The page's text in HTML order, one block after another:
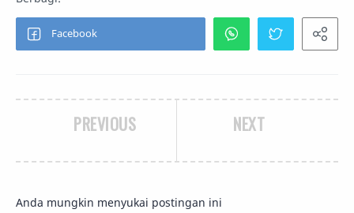
NEXT
PREVIOUS
Anda mungkin menyukai postingan ini